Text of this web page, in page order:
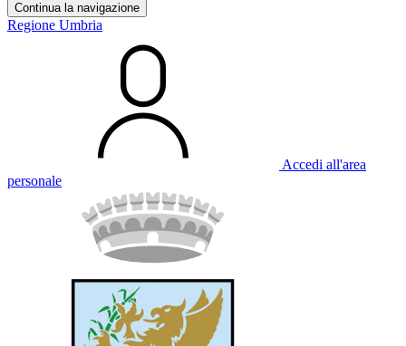
Continua la navigazione
Regione Umbria
Accedi all'area
personale